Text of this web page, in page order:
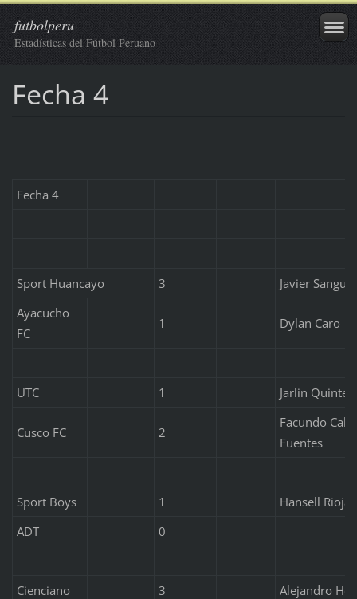
futbolperu
Estadísticas del Fútbol Peruano
Fecha 4
Fecha 4
Sport Huancayo 3
Javier
Ayacucho
FC
1 Dylan Caro
UTC 1 Jarlin
Cusco FC 2
Facundo
Fuentes
Sport Boys 1
Hansell Riojas
ADT
0
Cienciano 3
Alejandro